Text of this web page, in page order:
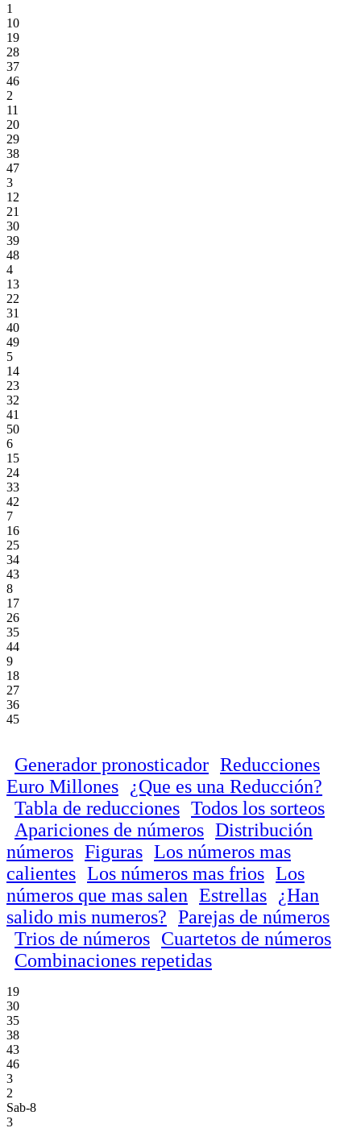
1
10
19
28
37
46
2
11
20
29
38
47
3
12
21
30
39
48
4
13
22
31
40
49
5
14
23
32
41
50
6
15
24
33
42
7
16
25
34
43
8
17
26
35
44
9
18
27
36
45
Generador pronosticador Reducciones
Euro Millones
¿Que es una Reducción?
Tabla de reducciones Todos los sorteos
Apariciones de números Distribución
números Figuras Los números mas
calientes Los números mas frios Los
números que mas salen Estrellas
¿Han
salido mis numeros? Parejas de números
Trios de números Cuartetos de números
Combinaciones repetidas
19
30
35
38
43
46
3
2
Sab-8
3